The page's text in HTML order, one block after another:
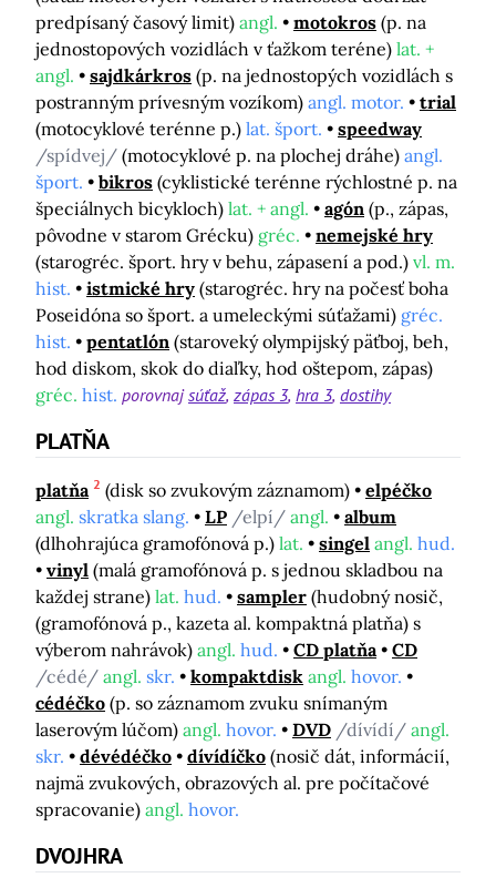
predpísaný časový limit) angl. motokros (p. na
jednostopových vozidlách v ťažkom teréne) lat. +
angl.
sajdkárkros (p. na jednostopých vozidlách s
postranným prívesným vozíkom) angl. motor.
trial
(motocyklové terénne p.) lat. šport.
speedway
/spídvej/ (motocyklové p. na plochej dráhe) angl.
šport.
bikros (cyklistické terénne rýchlostné p. na
špeciálnych bicykloch) lat. + angl. agón (p., zápas,
pôvodne v starom Grécku) gréc.
nemejské hry
(starogréc. šport. hry v behu, zápasení a pod.) vl. m.
hist.
istmické hry (starogréc. hry na počesť boha
Poseidóna so šport. a umeleckými súťažami) gréc.
hist.
pentatlón (staroveký olympijský päťboj, beh,
hod diskom, skok do diaľky, hod oštepom, zápas)
gréc. hist. porovnajsúťaž zápas 3 hra 3 dostihy
PLATŇA
platňa 2 (disk so zvukovým záznamom)
elpéčko
angl. skratka slang. LP /elpí/ angl.
album
(dlhohrajúca gramofónová p.) lat. singel angl. hud.
vinyl (malá gramofónová p. s jednou skladbou na
každej strane) lat. hud. sampler (hudobný nosič,
(gramofónová p., kazeta al. kompaktná platňa) s
výberom nahrávok) angl. hud. CD platňa
CD
/cédé/ angl. skr. kompaktdisk angl. hovor.
cédéčko (p. so záznamom zvuku snímaným
laserovým lúčom) angl. hovor. DVD /dívídí/ angl.
skr.
dévédéčko dívídíčko (nosič dát, informácií,
najmä zvukových, obrazových al. pre počítačové
spracovanie) angl. hovor.
DVOJHRA